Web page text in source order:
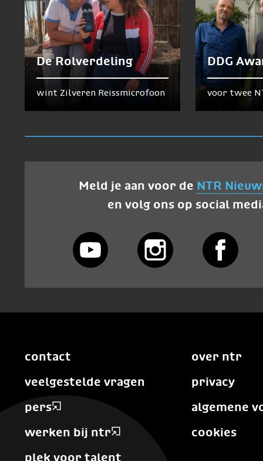
De Rolverdeling
wint Zilveren Reissmicrofoon
DDG
voor twee
Meld je aan voor de NTR
en volg ons op social
contact
veelgestelde vragen
pers
werken bij ntr
plek voor talent
over ntr
privacy
algemene
cookies